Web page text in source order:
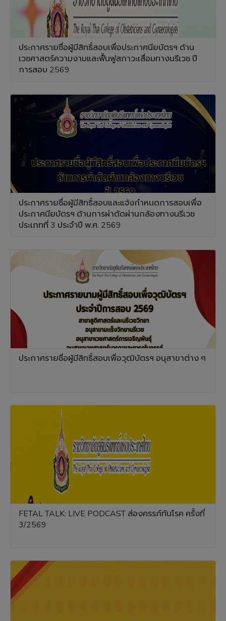
ประกาศรายชื่อผู้มีสิทธิ์สอบเพื่อประกาศนียบัตรฯ ด้าน
เวชศาสตร์ความงามและฟื้นฟูสภาวะเสื่อมทางนรีเวช ปี
การสอบ 2569
ประกาศรายชื่อผู้มีสิทธิ์สอบและแจ้งกำหนดการสอบเพื่อ
ประกาศนียบัตรฯ ด้านการผ่าตัดผ่านกล้องทางนรีเวช
ประเภทที่ 3 ประจำปี พ.ศ. 2569
ประกาศรายชื่อผู้มีสิทธิ์สอบเพื่อวุฒิบัตรฯ อนุสาขาต่าง ๆ
FETAL TALK: LIVE PODCAST ส่องครรภ์ทันโรค ครั้งที่
3/2569